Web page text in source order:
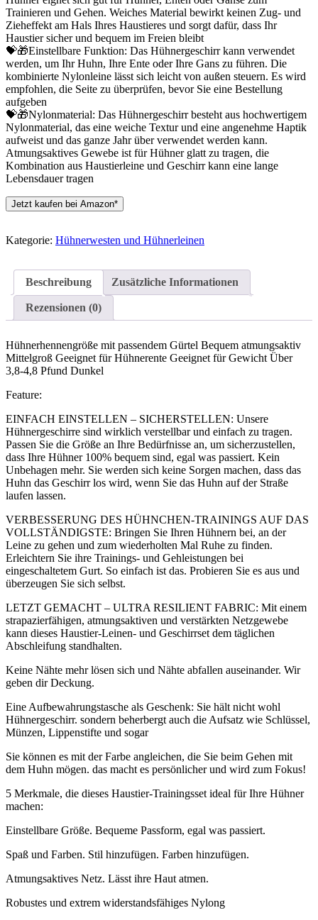
Trainieren und Gehen. Weiches Material bewirkt keinen Zug- und
Zieheffekt am Hals Ihres Haustieres und sorgt dafür, dass Ihr
Haustier sicher und bequem im Freien bleibt
💝🎁Einstellbare Funktion: Das Hühnergeschirr kann verwendet
werden, um Ihr Huhn, Ihre Ente oder Ihre Gans zu führen. Die
kombinierte Nylonleine lässt sich leicht von außen steuern. Es wird
empfohlen, die Seite zu überprüfen, bevor Sie eine Bestellung
aufgeben
💝🎁Nylonmaterial: Das Hühnergeschirr besteht aus hochwertigem
Nylonmaterial, das eine weiche Textur und eine angenehme Haptik
aufweist und das ganze Jahr über verwendet werden kann.
Atmungsaktives Gewebe ist für Hühner glatt zu tragen, die
Kombination aus Haustierleine und Geschirr kann eine lange
Lebensdauer tragen
Jetzt kaufen bei Amazon*
Kategorie: Hühnerwesten und Hühnerleinen
Beschreibung Zusätzliche Informationen
Rezensionen (0)
Hühnerhennengröße mit passendem Gürtel Bequem atmungsaktiv
Mittelgroß Geeignet für Hühnerente Geeignet für Gewicht Über
3,8-4,8 Pfund Dunkel
Feature:
EINFACH EINSTELLEN – SICHERSTELLEN: Unsere
Hühnergeschirre sind wirklich verstellbar und einfach zu tragen.
Passen Sie die Größe an Ihre Bedürfnisse an, um sicherzustellen,
dass Ihre Hühner 100% bequem sind, egal was passiert. Kein
Unbehagen mehr. Sie werden sich keine Sorgen machen, dass das
Huhn das Geschirr los wird, wenn Sie das Huhn auf der Straße
laufen lassen.
VERBESSERUNG DES HÜHNCHEN-TRAININGS AUF DAS
VOLLSTÄNDIGSTE: Bringen Sie Ihren Hühnern bei, an der
Leine zu gehen und zum wiederholten Mal Ruhe zu finden.
Erleichtern Sie ihre Trainings- und Gehleistungen bei
eingeschaltetem Gurt. So einfach ist das. Probieren Sie es aus und
überzeugen Sie sich selbst.
LETZT GEMACHT – ULTRA RESILIENT FABRIC: Mit einem
strapazierfähigen, atmungsaktiven und verstärkten Netzgewebe
kann dieses Haustier-Leinen- und Geschirrset dem täglichen
Abschleifung standhalten.
Keine Nähte mehr lösen sich und Nähte abfallen auseinander. Wir
geben dir Deckung.
Eine Aufbewahrungstasche als Geschenk: Sie hält nicht wohl
Hühnergeschirr. sondern beherbergt auch die Aufsatz wie Schlüssel,
Münzen, Lippenstifte und sogar
Sie können es mit der Farbe angleichen, die Sie beim Gehen mit
dem Huhn mögen. das macht es persönlicher und wird zum Fokus!
5 Merkmale, die dieses Haustier-Trainingsset ideal für Ihre Hühner
machen:
Einstellbare Größe. Bequeme Passform, egal was passiert.
Spaß und Farben. Stil hinzufügen. Farben hinzufügen.
Atmungsaktives Netz. Lässt ihre Haut atmen.
Robustes und extrem widerstandsfähiges Nylong